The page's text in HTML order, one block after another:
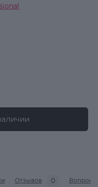
Отзывов 0 Вопросы